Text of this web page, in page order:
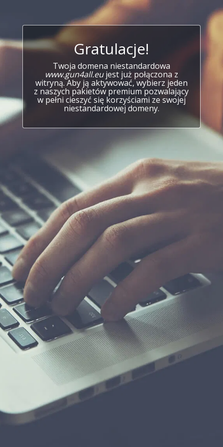
Gratulacje!
Twoja domena niestandardowa
www.gun4all.eujest już połączona z
witryną. Aby ją aktywować, wybierz jeden
z naszych pakietów premium pozwalający
w pełni cieszyć się korzyściami ze swojej
niestandardowej domeny.